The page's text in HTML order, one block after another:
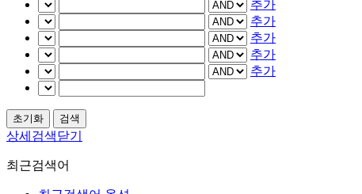
추가
추가
추가
추가
추가
상세검색닫기
최근검색어